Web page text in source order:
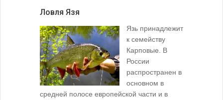
Ловля Язя
Язь принадлежит
к семейству
Карповые. В
России
распространен в
основном в
средней полосе европейской части и в